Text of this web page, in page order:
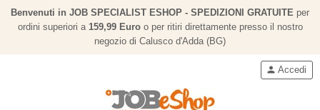
Benvenuti in JOB SPECIALIST ESHOP - SPEDIZIONI GRATUITE per
ordini superiori a 159,99 Euro o per ritiri direttamente presso il nostro
negozio di Calusco d'Adda (BG)
person Accedi